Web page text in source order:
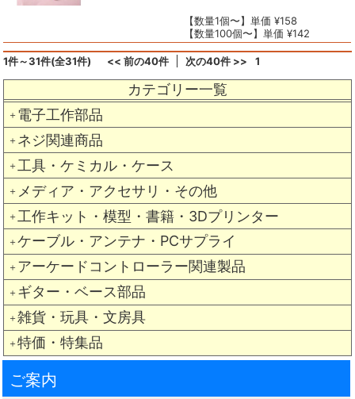
カテゴリー一覧
＋ 電子工作部品
＋ ネジ関連商品
＋ 工具・ケミカル・ケース
＋ メディア・アクセサリ・その他
＋ 工作キット・模型・書籍・3Dプリンター
＋ ケーブル・アンテナ・PCサプライ
＋ アーケードコントローラー関連製品
＋ ギター・ベース部品
＋ 雑貨・玩具・文房具
＋ 特価・特集品
【数量1個〜】単価 ¥158
【数量100個〜】単価 ¥142
1件～31件(全31件) << 前の40件 次の40件 >> 1
ご案内